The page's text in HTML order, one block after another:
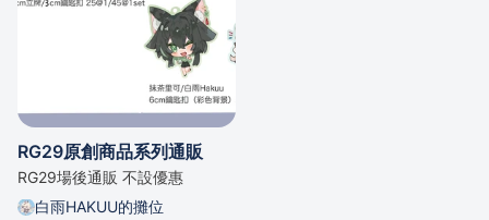
RG29原創商品系列通販
RG29場後通販 不設優惠
白雨HAKUU的攤位